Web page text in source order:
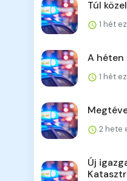
Túl
1 hét
A héten
1 hét
2 hete
Új